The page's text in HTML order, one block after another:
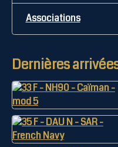
Associations
Dernières